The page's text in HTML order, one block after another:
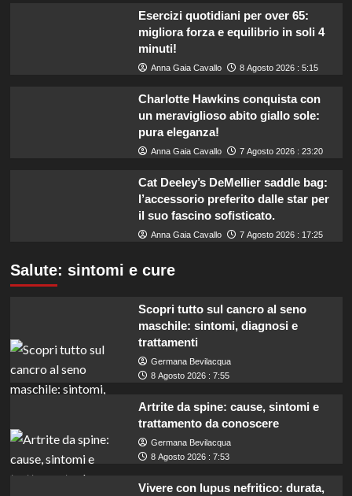
Esercizi quotidiani per over 65:
migliora forza e equilibrio in soli 4
minuti!
Anna Gaia Cavallo 8 Agosto 2026 : 5:15
Charlotte Hawkins conquista con
un meraviglioso abito giallo sole:
pura eleganza!
Anna Gaia Cavallo 7 Agosto 2026 : 23:20
Cat Deeley’s DeMellier saddle bag:
l’accessorio preferito dalle star per
il suo fascino sofisticato.
Anna Gaia Cavallo 7 Agosto 2026 : 17:25
Salute: sintomi e cure
Scopri tutto sul cancro al seno
maschile: sintomi, diagnosi e
trattamenti
Germana Bevilacqua
8 Agosto 2026 : 7:55
Artrite da spine: cause, sintomi e
trattamento da conoscere
Germana Bevilacqua
8 Agosto 2026 : 7:53
Vivere con lupus nefritico: durata,